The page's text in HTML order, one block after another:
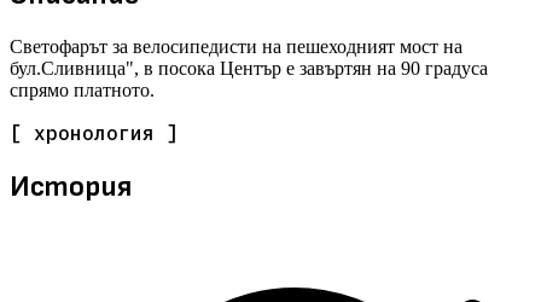
Светофарът за велосипедисти на пешеходният мост на
бул.Сливница", в посока Център е завъртян на 90 градуса
спрямо платното.
[ хронология ]
История